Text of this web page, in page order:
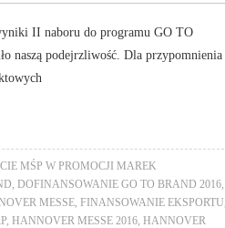
II naboru do programu GO TO
naszą podejrzliwość. Dla przypomnienia
MŚP W PROMOCJI MAREK
DOFINANSOWANIE GO TO BRAND 2016
MESSE FINANSOWANIE EKSPORTU
HANNOVER MESSE 2016 HANNOVER